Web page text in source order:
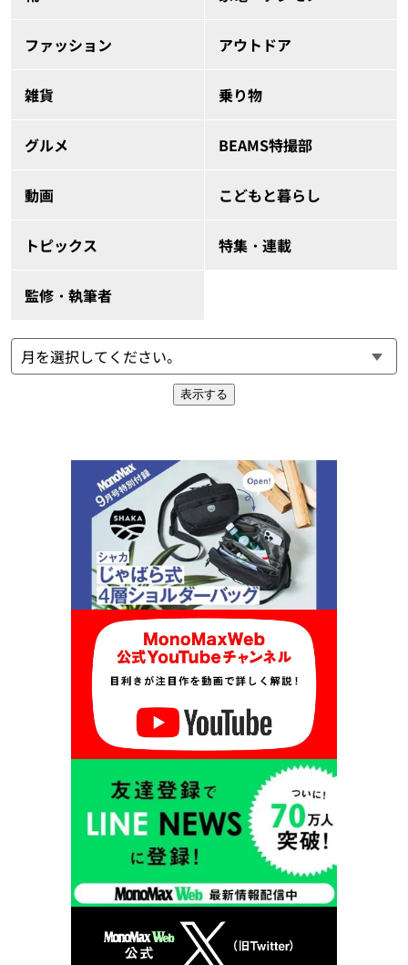
ファッション アウトドア
雑貨 乗り物
グルメ BEAMS特撮部
動画 こどもと暮らし
トピックス 特集・連載
監修・執筆者
表示する